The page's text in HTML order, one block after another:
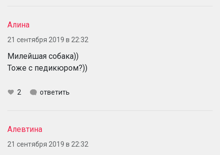
Алина
21 сентября 2019 в 22:32
Милейшая собака))
Тоже с педикюром?))
2 ответить
Алевтина
21 сентября 2019 в 22:32